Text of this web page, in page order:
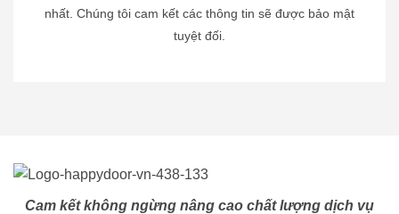
nhất. Chúng tôi cam kết các thông tin sẽ được bảo mật
tuyệt đối.
Cam kết không ngừng nâng cao chất lượng dịch vụ